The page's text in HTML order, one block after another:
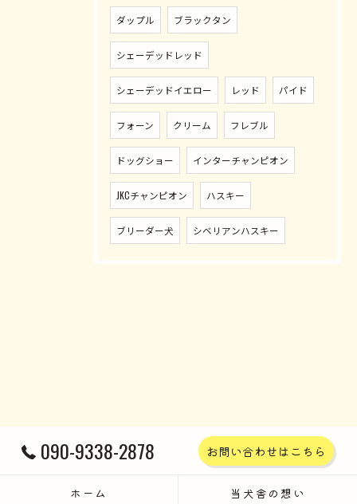
ダップル ブラックタン
シェーデッドレッド
シェーデッドイエロー レッド パイド
フォーン クリーム フレブル
ドッグショー インターチャンピオン
JKCチャンピオン ハスキー
ブリーダー犬 シベリアンハスキー
090-9338-2878 お問い合わせはこちら
ホーム 当犬舎の想い